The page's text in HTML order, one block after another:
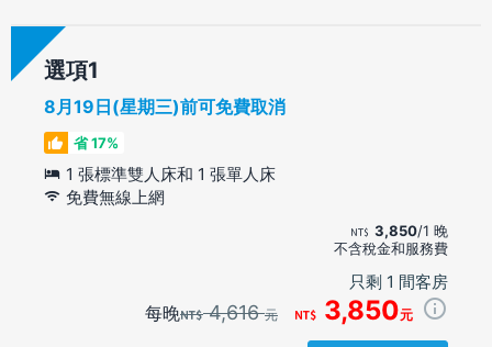
選項
8月19日(星期三)前可免費取消
省 17%
1 張標準雙人床和 1 張單人床
免費無線上網
3,850/1 晚
不含稅金和服務費
只剩 1 間客房
每晚 4,616元 3,850元